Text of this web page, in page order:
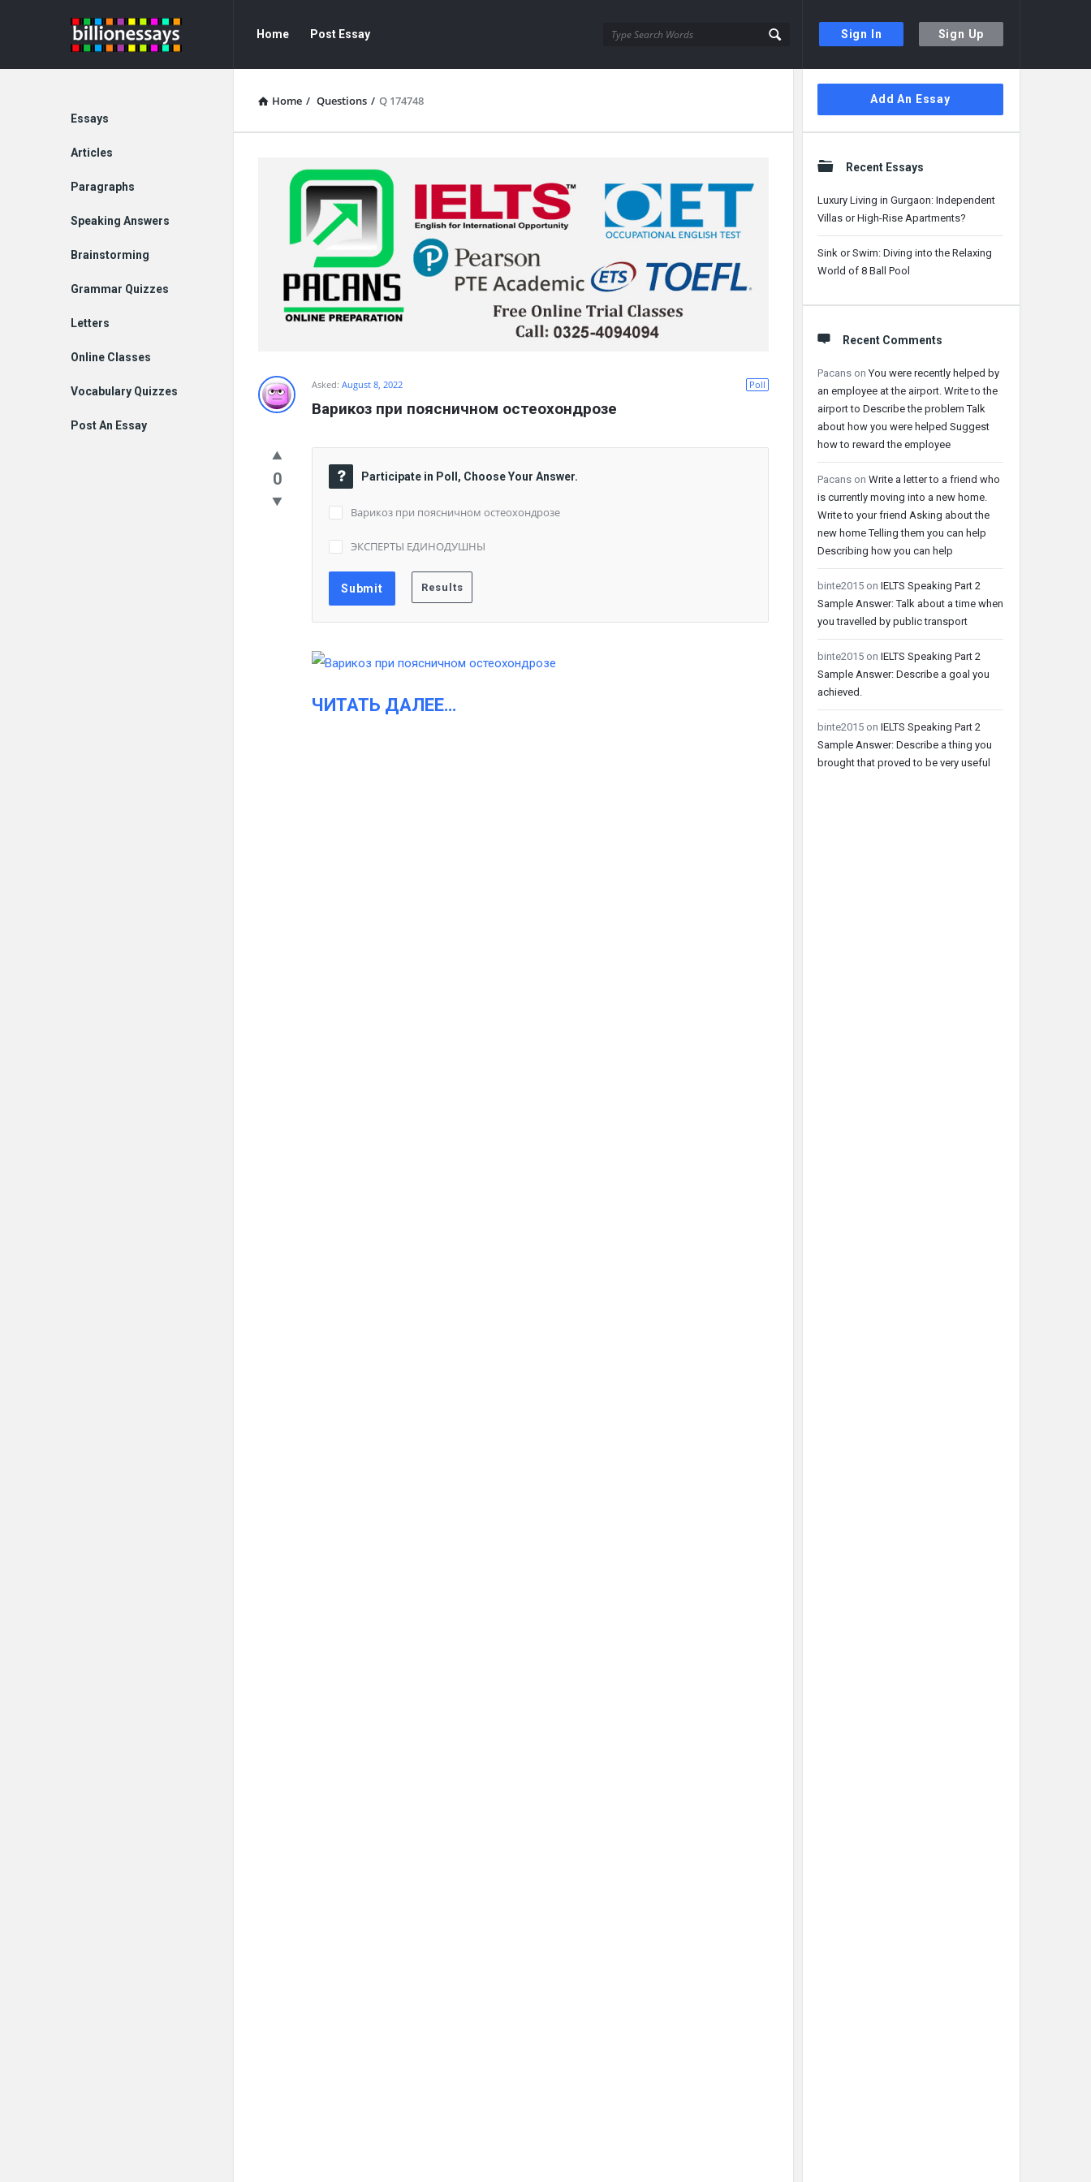
Sign In Sign Up
Billion
Essays
Essays
Navigation
Home Post Essay
Home / Questions / Q 174748
Poll
Asked: August 8, 2022
Варикоз при поясничном остеохондрозе
0 Participate in Poll, Choose Your Answer.
Варикоз при поясничном остеохондрозе
ЭКСПЕРТЫ ЕДИНОДУШНЫ
ЧИТАТЬ ДАЛЕЕ…
Sidebar
Add An Essay
Recent Essays
Luxury Living in Gurgaon: Independent
Villas or High-Rise Apartments?
Sink or Swim: Diving into the Relaxing
World of 8 Ball Pool
Recent Comments
Pacans onYou were recently helped by
an employee at the airport. Write to the
airport to Describe the problem Talk
about how you were helped Suggest
how to reward the employee
Pacans on Write a letter to a friend who
is currently moving into a new home.
Write to your friend Asking about the
new home Telling them you can help
Describing how you can help
binte2015 on IELTS Speaking Part 2
Sample Answer: Talk about a time when
you travelled by public transport
binte2015 on IELTS Speaking Part 2
Sample Answer: Describe a goal you
achieved.
binte2015 on IELTS Speaking Part 2
Sample Answer: Describe a thing you
brought that proved to be very useful
Explore
Essays
Articles
Paragraphs
Speaking Answers
Brainstorming
Grammar Quizzes
Letters
Online Classes
Vocabulary Quizzes
Post An Essay